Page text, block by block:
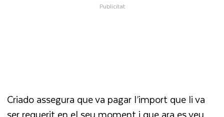
Criado assegura que va pagar l’import que li va